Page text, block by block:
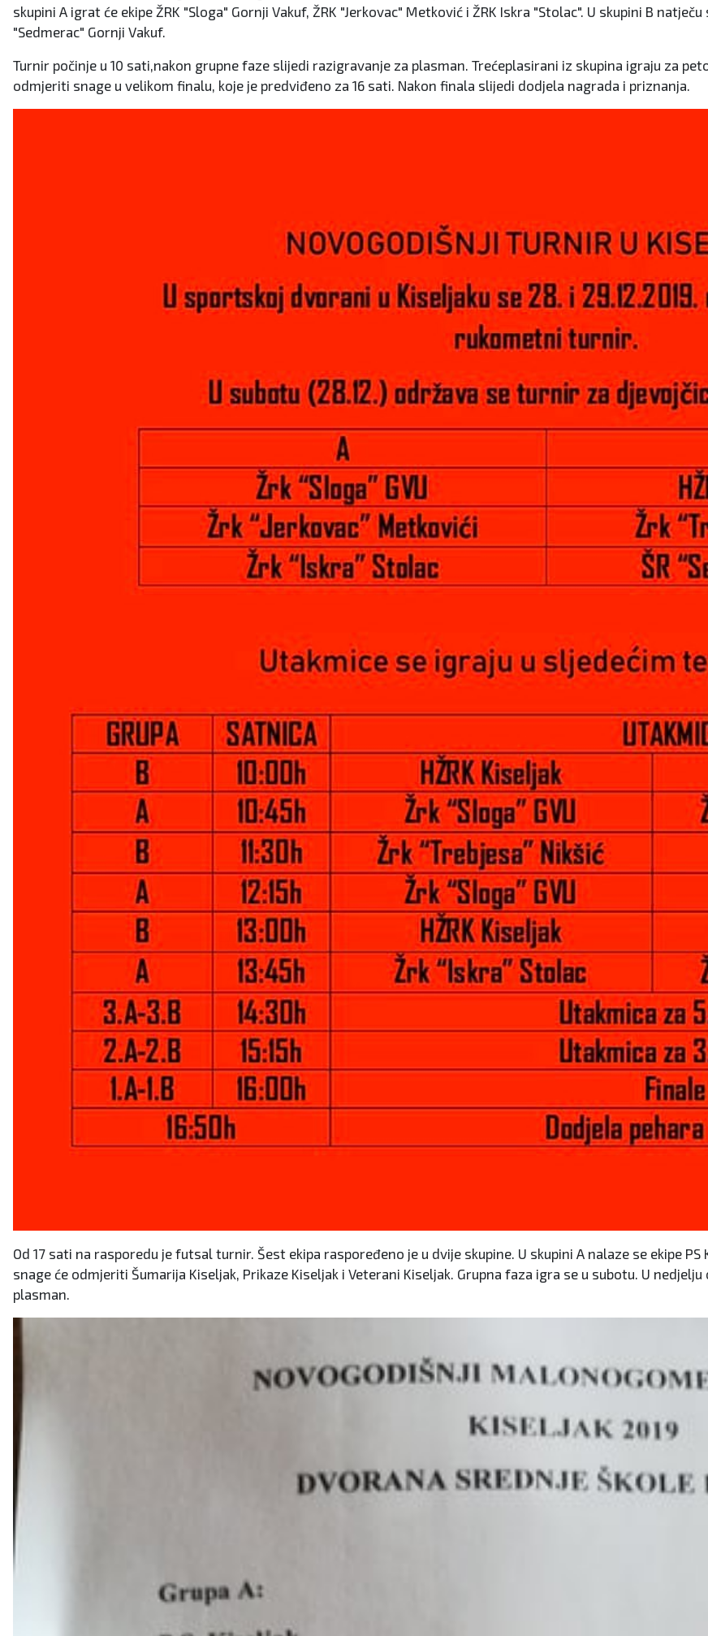
skupini A igrat će ekipe ŽRK "Sloga" Gornji Vakuf, ŽRK "Jerkovac" Metković i ŽRK Iskra "Stolac". U skupini B natječu
"Sedmerac" Gornji Vakuf.
Turnir počinje u 10 sati,nakon grupne faze slijedi razigravanje za plasman. Trećeplasirani iz skupina igraju za
odmjeriti snage u velikom finalu, koje je predviđeno za 16 sati. Nakon finala slijedi dodjela nagrada i priznanja.
Od 17 sati na rasporedu je futsal turnir. Šest ekipa raspoređeno je u dvije skupine. U skupini A nalaze se ekipe PS
snage će odmjeriti Šumarija Kiseljak, Prikaze Kiseljak i Veterani Kiseljak. Grupna faza igra se u subotu. U
plasman.